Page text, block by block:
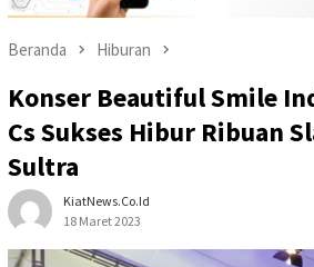
Beranda Hiburan
Konser Beautiful Smile
Cs Sukses Hibur Ribuan
Sultra
KiatNews.co.id
18 Maret 2023